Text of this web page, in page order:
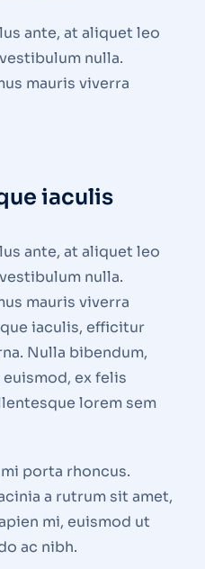
ante, at aliquet leo
nulla.
mauris viverra
iaculis
ante, at aliquet leo
nulla.
mauris viverra
iaculis, efficitur
Nulla bibendum,
ex felis
lorem sem
porta rhoncus.
a rutrum sit amet,
mi, euismod ut
ac nibh.